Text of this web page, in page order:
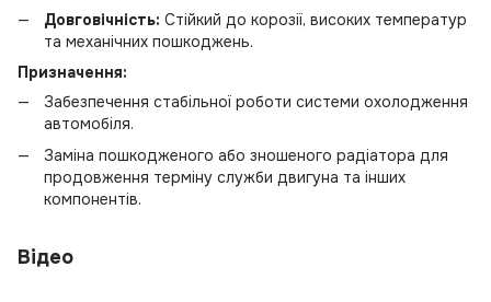
Довговічність: Стійкий до корозії, високих температур
та механічних пошкоджень.
Призначення:
Забезпечення стабільної роботи системи охолодження
автомобіля.
Заміна пошкодженого або зношеного радіатора для
продовження терміну служби двигуна та інших
компонентів.
Відео